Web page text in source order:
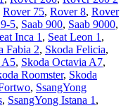
Rover 75, Rover 8, Rover
5, Saab 900, Saab 9000,
Inca 1 , Seat Leon 1 ,
Fabia 2, Skoda Felicia,
A5, Skoda Octavia A7,
Roomster, Skoda
, SsangYong
, SsangYong Istana 1 ,